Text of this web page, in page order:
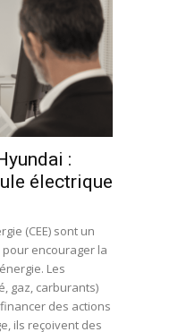
:
électrique
(CEE) sont un
encourager la
Les
gaz, carburants)
des actions
ils reçoivent des